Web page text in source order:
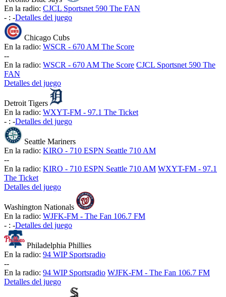
En la radio: CJCL Sportsnet 590 The FAN
- : -Detalles del juego
Chicago Cubs
En la radio: WSCR - 670 AM The Score
--
En la radio: WSCR - 670 AM The Score CJCL Sportsnet 590 The
FAN
Detalles del juego
Detroit Tigers
En la radio: WXYT-FM - 97.1 The Ticket
- : -Detalles del juego
Seattle Mariners
En la radio: KIRO - 710 ESPN Seattle 710 AM
--
En la radio: KIRO - 710 ESPN Seattle 710 AM WXYT-FM - 97.1
The Ticket
Detalles del juego
Washington Nationals
En la radio: WJFK-FM - The Fan 106.7 FM
- : -Detalles del juego
Philadelphia Phillies
En la radio: 94 WIP Sportsradio
--
En la radio: 94 WIP Sportsradio WJFK-FM - The Fan 106.7 FM
Detalles del juego